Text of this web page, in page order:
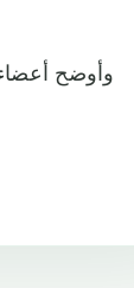
وأوضح أعضاء